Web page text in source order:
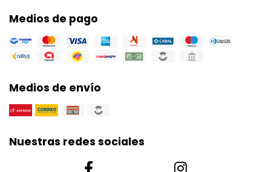
Medios de pago
Medios de envío
Nuestras redes sociales